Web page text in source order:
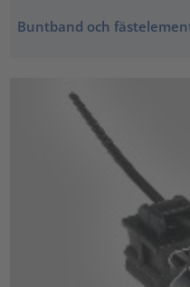
Buntband och